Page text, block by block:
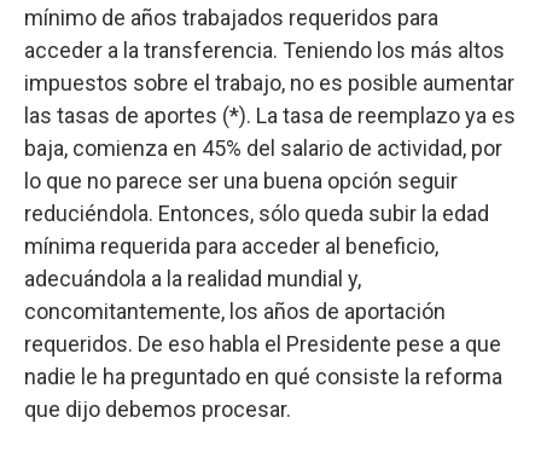
mínimo de años trabajados requeridos para
acceder a la transferencia. Teniendo los más altos
impuestos sobre el trabajo, no es posible aumentar
las tasas de aportes (*). La tasa de reemplazo ya es
baja, comienza en 45% del salario de actividad, por
lo que no parece ser una buena opción seguir
reduciéndola. Entonces, sólo queda subir la edad
mínima requerida para acceder al beneficio,
adecuándola a la realidad mundial y,
concomitantemente, los años de aportación
requeridos. De eso habla el Presidente pese a que
nadie le ha preguntado en qué consiste la reforma
que dijo debemos procesar.